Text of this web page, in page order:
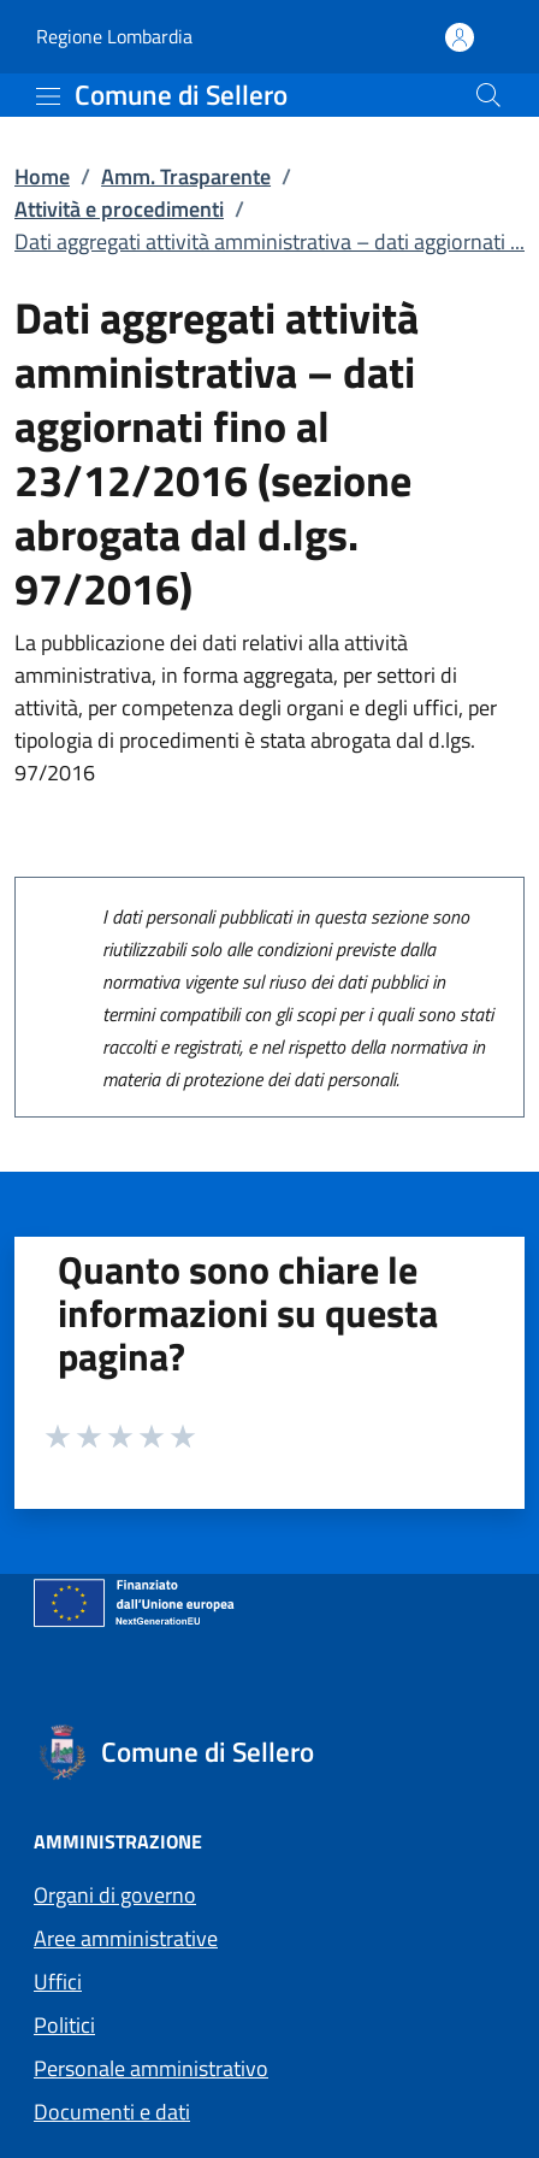
Dati aggregati attività
Regione Lombardia(apre in un'altra scheda).
Comune di Sellero
Home / Amm. Trasparente /
Attività e procedimenti /
Dati aggregati attività amministrativa – dati aggiornati ...
Dati aggregati attività
amministrativa – dati
aggiornati fino al
23/12/2016 (sezione
abrogata dal d.lgs.
97/2016)
La pubblicazione dei dati relativi alla attività
amministrativa, in forma aggregata, per settori di
attività, per competenza degli organi e degli uffici, per
tipologia di procedimenti è stata abrogata dal d.lgs.
97/2016
I dati personali pubblicati in questa sezione sono
riutilizzabili solo alle condizioni previste dalla
normativa vigente sul riuso dei dati pubblici in
termini compatibili con gli scopi per i quali sono stati
raccolti e registrati, e nel rispetto della normativa in
materia di protezione dei dati personali.
Quanto sono chiare le
informazioni su questa
pagina?
Valuta da 1 a 5 stelle la pagina
Comune di Sellero
AMMINISTRAZIONE
Organi di governo
Aree amministrative
Uffici
Politici
Personale amministrativo
Documenti e dati